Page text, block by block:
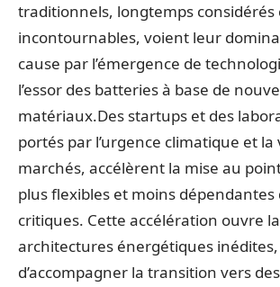
traditionnels, longtemps considérés
incontournables, voient leur
cause par l’émergence de
l’essor des batteries à base de
matériaux.Des startups et des
portés par l’urgence climatique et
marchés, accélèrent la mise au
plus flexibles et moins
critiques. Cette accélération ouvre
architectures énergétiques
d’accompagner la transition vers